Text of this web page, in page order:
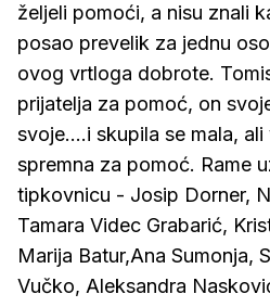
željeli pomoći, a nisu znali
posao prevelik za jednu
ovog vrtloga dobrote.
prijatelja za pomoć, on
svoje....i skupila se mala,
spremna za pomoć. Rame
tipkovnicu - Josip Dorner,
Tamara Videc Grabarić,
Marija Batur,Ana Sumonja,
Vučko, Aleksandra